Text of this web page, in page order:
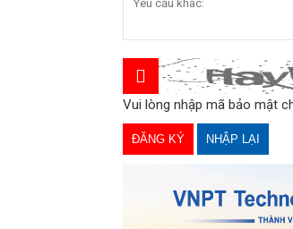
Vui lòng nhập mã bảo mật